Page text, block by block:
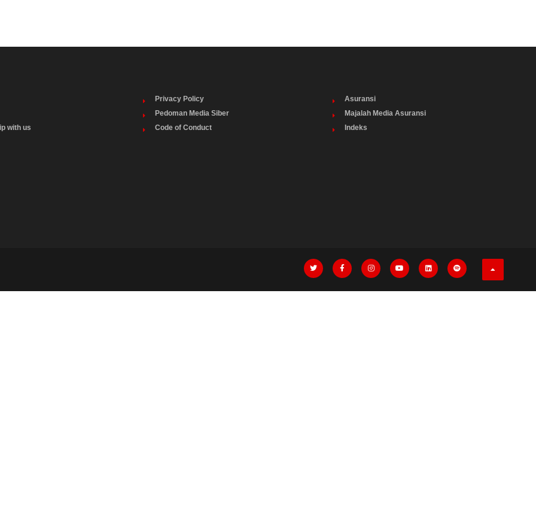
with us
Privacy Policy
Pedoman Media Siber
Code of Conduct
Asuransi
Majalah Media Asuransi
Indeks